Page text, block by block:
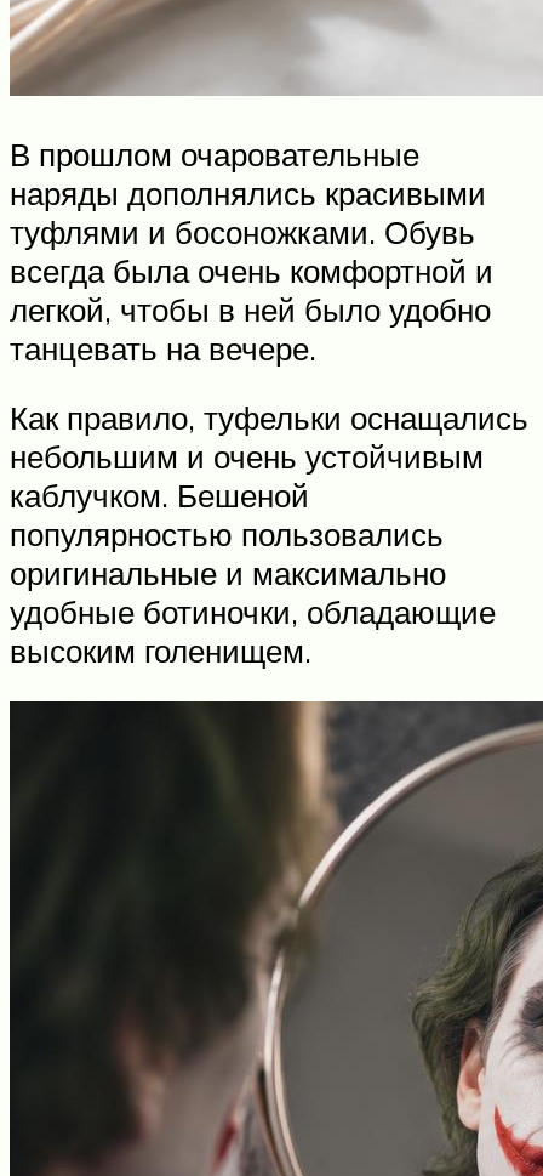
В прошлом очаровательные
наряды дополнялись красивыми
туфлями и босоножками. Обувь
всегда была очень комфортной и
легкой, чтобы в ней было удобно
танцевать на вечере.
Как правило, туфельки оснащались
небольшим и очень устойчивым
каблучком. Бешеной
популярностью пользовались
оригинальные и максимально
удобные ботиночки, обладающие
высоким голенищем.